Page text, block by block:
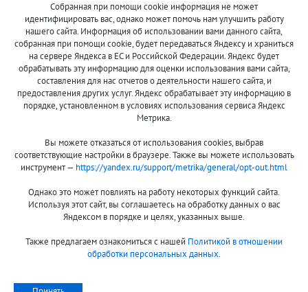
8 (800)
500-7844
Оплата и доставка
О компании
Акции и скидки
Новости
Контакты
Помощь
Принимаем к оплате:
Собранная при помощи cookie информация не может
идентифицировать вас, однако может помочь нам улучшить работу
нашего сайта. Информация об использовании вами данного сайта,
собранная при помощи cookie, будет передаваться Яндексу и храниться
на сервере Яндекса в ЕС и Российской Федерации. Яндекс будет
обрабатывать эту информацию для оценки использования вами сайта,
составления для нас отчетов о деятельности нашего сайта, и
предоставления других услуг. Яндекс обрабатывает эту информацию в
порядке, установленном в условиях использования сервиса Яндекс
Метрика.
Вы можете отказаться от использования cookies, выбрав
соответствующие настройки в браузере. Также вы можете использовать
инструмент — https://yandex.ru/support/metrika/general/opt-out.html
Однако это может повлиять на работу некоторых функций сайта.
Используя этот сайт, вы соглашаетесь на обработку данных о вас
Яндексом в порядке и целях, указанных выше.
Также предлагаем ознакомиться с нашей Политикой в отношении
обработки персональных данных.